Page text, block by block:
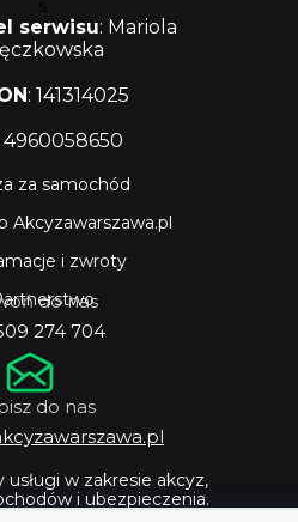
usługi w zakresie akcyz,
i ubezpieczenia.
do nas
274 704
do nas
serwisu: Mariola
: 141314025
4960058650
za samochód
Akcyzawarszawa.pl
i zwroty